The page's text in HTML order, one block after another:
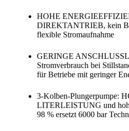
HOHE
DIREKTANTRIEB, kein
flexible Stromaufnahme
GERINGE
Stromverbrauch bei
für Betriebe mit geringer
3-Kolben-Plungerpumpe:
LITERLEISTUNG und
98 % ersetzt 6000 bar